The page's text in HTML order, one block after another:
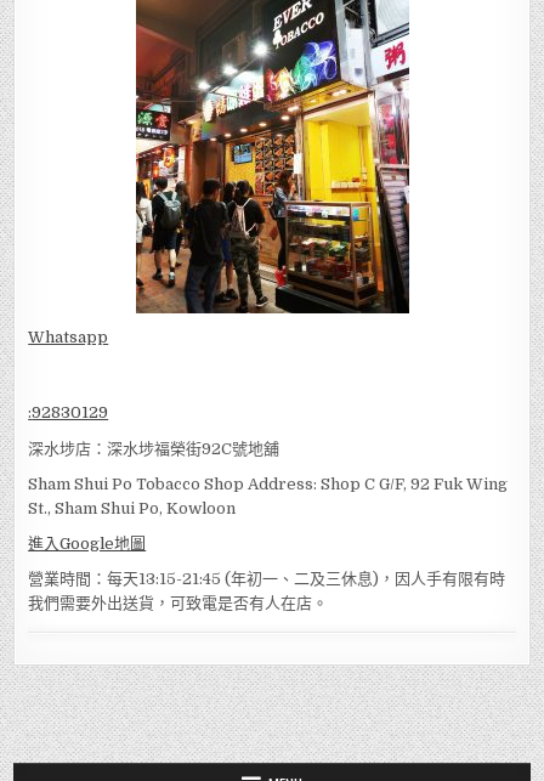
Sham Shui Po Tobacco Shop Address: Shop C G/F, 92 Fuk Wing
營業時間：每天13:15-21:45 (年初一、二及三休息)，因人手有限有時
我們需要外出送貨，可致電是否有人在店。